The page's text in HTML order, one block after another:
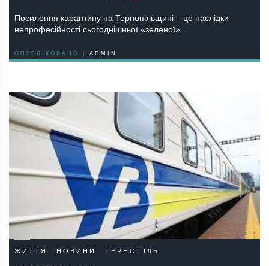
Посилення карантину на Тернопільщині – це наслідки
непрофесійності сьогоднішньої «зеленої»…
ОПУБЛІКОВАНО | ADMIN
ЖИТТЯ НОВИНИ ТЕРНОПІЛЬ